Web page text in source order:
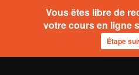
Vous êtes libre de
votre cours en ligne
Étape